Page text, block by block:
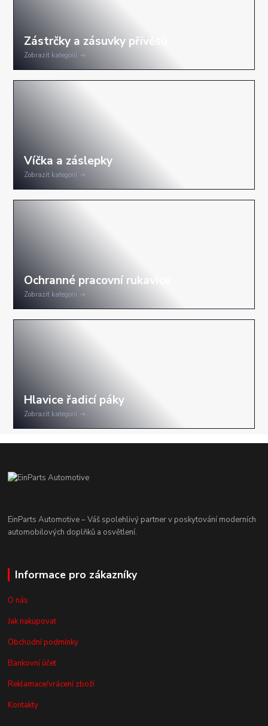
Zobrazit kategorii
Zobrazit kategorii
Zobrazit kategorii
Zobrazit kategorii
EinParts Automotive – Váš spolehlivý partner v poskytování moderních
automobilových doplňků a osvětlení.
Informace pro zákazníky
O nás
Jak nakupovat
Obchodní podmínky
Bankovní účet
Reklamace/vrácení zboží
Kontakty